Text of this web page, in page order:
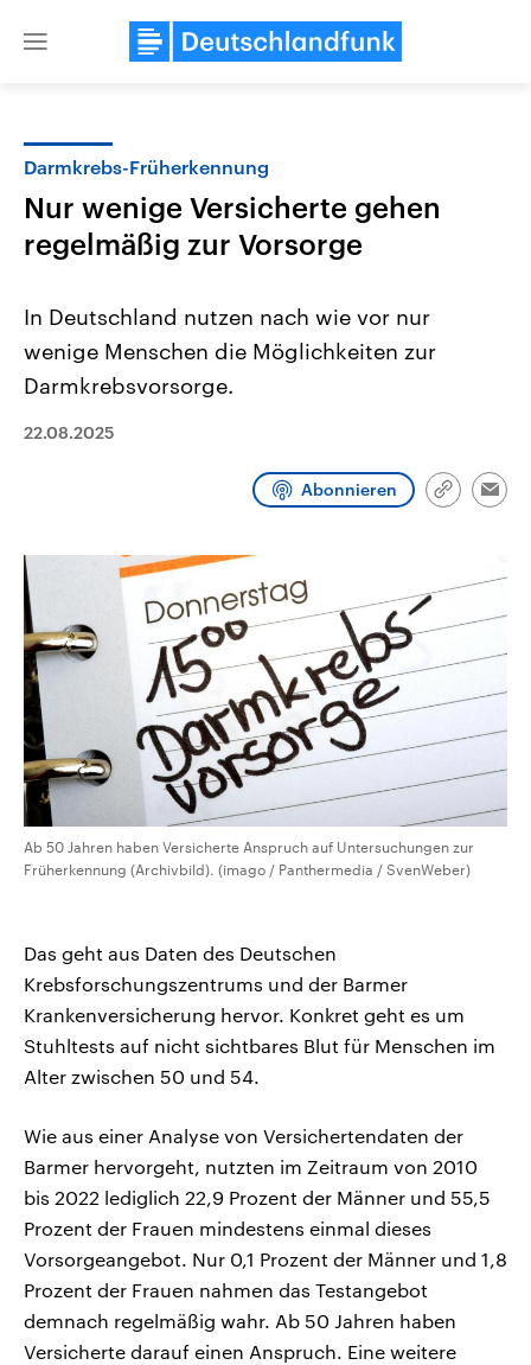
Close
Aktuelle Beiträge, Analysen und
gehören die Vereinigten Staaten zu
den mächtigsten Ländern der Erde,
Terrororganisation Hamas
Oktober 2023 auf Israel
Region wieder die Gewalt
Programm Podcasts
Audio-Archiv
Darmkrebs-Früherkennung
Nur wenige Versicherte gehen
regelmäßig zur Vorsorge
In Deutschland nutzen nach wie vor nur
wenige Menschen die Möglichkeiten zur
Darmkrebsvorsorge.
22.08.2025
Abonnieren
Link
Ab 50 Jahren haben Versicherte Anspruch auf Untersuchungen zur
Früherkennung (Archivbild). (imago / Panthermedia / SvenWeber)
Das geht aus Daten des Deutschen
Krebsforschungszentrums und der Barmer
Krankenversicherung hervor. Konkret geht es um
Stuhltests auf nicht sichtbares Blut für Menschen im
Alter zwischen 50 und 54.
Wie aus einer Analyse von Versichertendaten der
Barmer hervorgeht, nutzten im Zeitraum von 2010
bis 2022 lediglich 22,9 Prozent der Männer und 55,5
Prozent der Frauen mindestens einmal dieses
Vorsorgeangebot. Nur 0,1 Prozent der Männer und 1,8
Prozent der Frauen nahmen das Testangebot
demnach regelmäßig wahr. Ab 50 Jahren haben
Versicherte darauf einen Anspruch. Eine weitere